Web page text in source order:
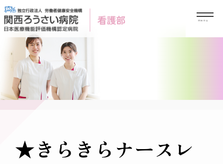
Skip
to
content
★きらきらナースレ